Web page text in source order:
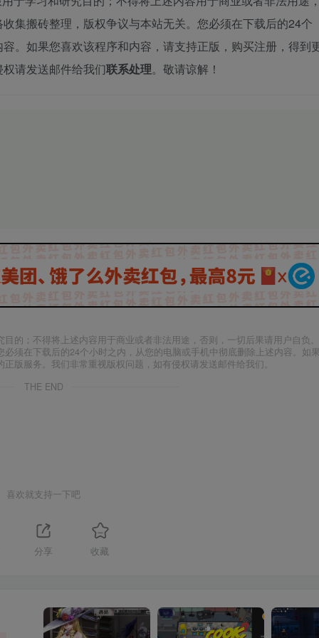
集搬砖整理，版权争议与本站无关。您必须在下载后的24个
。如果您喜欢该程序和内容，请支持正版，购买注册，得到
请发送邮件给我们联系处理。敬请谅解！
的；不得将上述内容用于商业或者非法用途，否则，一切后果请用户自负。
须在下载后的24个小时之内，从您的电脑或手机中彻底删除上述内容。如
版服务。我们非常重视版权问题，如有侵权请发送邮件给我们。
THE END
喜欢就支持一下吧
分享 收藏